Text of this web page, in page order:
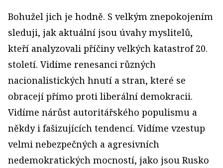
Bohužel jich je hodně. S velkým znepokojením
sleduji, jak aktuální jsou úvahy myslitelů,
kteří analyzovali příčiny velkých katastrof 20.
století. Vidíme renesanci různých
nacionalistických hnutí a stran, které se
obracejí přímo proti liberální demokracii.
Vidíme nárůst autoritářského populismu a
někdy i fašizujících tendencí. Vidíme vzestup
velmi nebezpečných a agresivních
nedemokratických mocností, jako jsou Rusko